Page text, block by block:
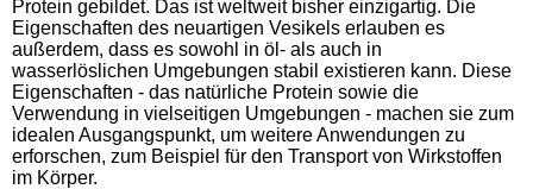
Protein gebildet. Das ist weltweit bisher einzigartig. Die
Eigenschaften des neuartigen Vesikels erlauben es
außerdem, dass es sowohl in öl- als auch in
wasserlöslichen Umgebungen stabil existieren kann. Diese
Eigenschaften - das natürliche Protein sowie die
Verwendung in vielseitigen Umgebungen - machen sie zum
idealen Ausgangspunkt, um weitere Anwendungen zu
erforschen, zum Beispiel für den Transport von Wirkstoffen
im Körper.